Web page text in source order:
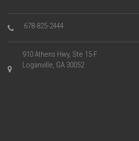
678-825-2444
910 Athens Hwy, Ste 15-F
Loganville, GA 30052